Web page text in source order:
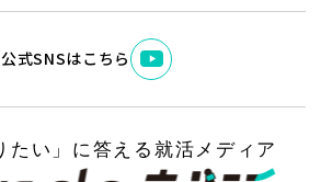
公式SNSはこちら